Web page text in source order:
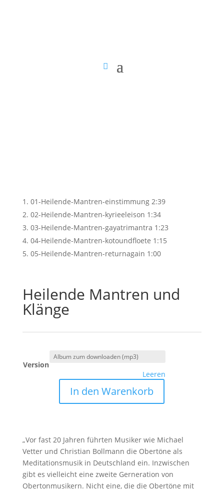
01-Heilende-Mantren-einstimmung 2:39
02-Heilende-Mantren-kyrieeleison 1:34
03-Heilende-Mantren-gayatrimantra 1:23
04-Heilende-Mantren-kotoundfloete 1:15
05-Heilende-Mantren-returnagain 1:00
Heilende Mantren und
Klänge
Version
Leeren
Mantren
und
In den Warenkorb
„Vor fast 20 Jahren führten Musiker wie Michael
Vetter und Christian Bollmann die Obertöne als
Meditationsmusik in Deutschland ein. Inzwischen
gibt es vielleicht eine zweite Gerneration von
Obertonmusikern. Nicht eine, die die Obertöne mit